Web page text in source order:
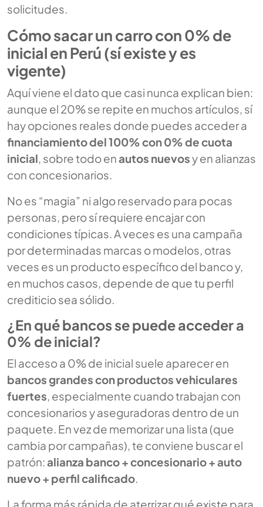
solicitudes.
Cómo sacar un carro con 0% de
inicial en Perú (sí existe y es
vigente)
Aquí viene el dato que casi nunca explican bien:
aunque el 20% se repite en muchos artículos, sí
hay opciones reales donde puedes acceder a
financiamiento del 100% con 0% de cuota
inicial , sobre todo enautos nuevosy en alianzas
con concesionarios.
No es “magia” ni algo reservado para pocas
personas, pero sí requiere encajar con
condiciones típicas. A veces es una campaña
por determinadas marcas o modelos, otras
veces es un producto específico del banco y,
en muchos casos, depende de que tu perfil
crediticio sea sólido.
¿En qué bancos se puede acceder a
0% de inicial?
El acceso a 0% de inicial suele aparecer en
bancos grandes con productos vehiculares
fuertes , especialmente cuando trabajan con
concesionarios y aseguradoras dentro de un
paquete. En vez de memorizar una lista (que
cambia por campañas), te conviene buscar el
patrón:alianza banco + concesionario + auto
nuevo + perfil calificado
La forma más rápida de aterrizar qué existe para